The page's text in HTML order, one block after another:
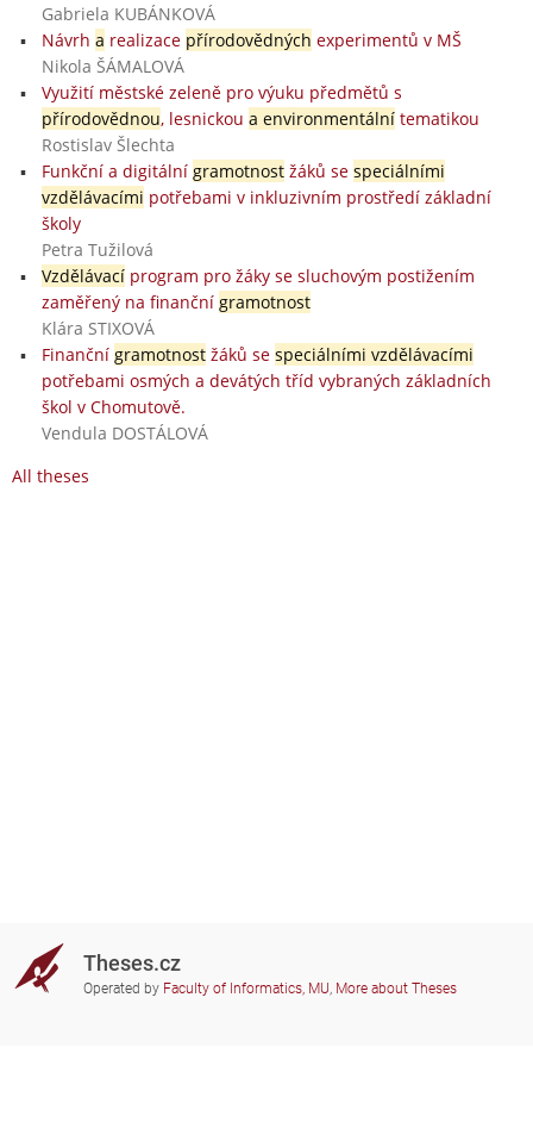
Gabriela KUBÁNKOVÁ
Návrh a realizace přírodovědných experimentů v MŠ
Nikola ŠÁMALOVÁ
Využití městské zeleně pro výuku předmětů s
přírodovědnou, lesnickou a environmentálnítematikou
Rostislav Šlechta
Funkční a digitální gramotnostžáků se speciálními
vzdělávacími potřebami v inkluzivním prostředí základní
školy
Petra Tužilová
Vzdělávacíprogram pro žáky se sluchovým postižením
zaměřený na finanční gramotnost
Klára STIXOVÁ
Finanční gramotnostžáků se speciálními vzdělávacími
potřebami osmých a devátých tříd vybraných základních
škol v Chomutově.
Vendula DOSTÁLOVÁ
All theses
Theses.cz
Operated by Faculty of Informatics, MU, More about Theses